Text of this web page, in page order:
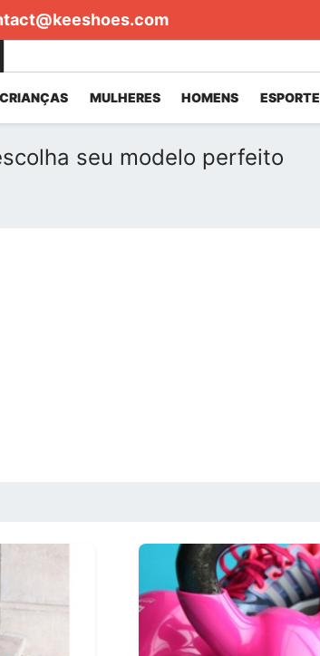
CRIANÇAS MULHERES HOMENS ESPORTE
seu modelo perfeito